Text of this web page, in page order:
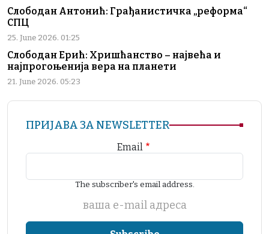
Слободан Антонић: Грађанистичка „реформа“
СПЦ
25. June 2026. 01:25
Слободан Ерић: Хришћанство – највећа и
најпрогоњенија вера на планети
21. June 2026. 05:23
ПРИЈАВА ЗА NEWSLETTER
Email
The subscriber's email address.
ваша е-mail адреса